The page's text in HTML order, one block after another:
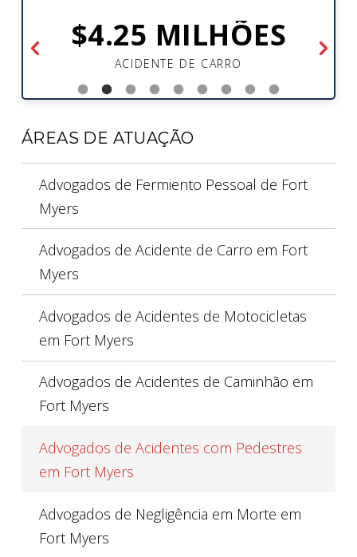
$4.25 MILHÕES
ACIDENTE DE CARRO
ÁREAS DE ATUAÇÃO
Advogados de Fermiento Pessoal de Fort
Myers
Advogados de Acidente de Carro em Fort
Myers
Advogados de Acidentes de Motocicletas
em Fort Myers
Advogados de Acidentes de Caminhão em
Fort Myers
Advogados de Acidentes com Pedestres
em Fort Myers
Advogados de Negligência em Morte em
Fort Myers